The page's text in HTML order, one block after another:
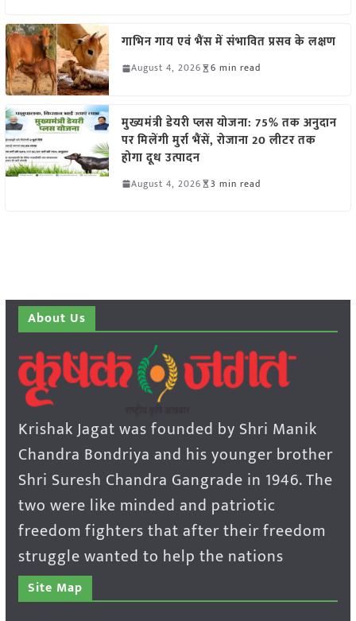
गाभिन गाय एवं भैंस में संभावित प्रसव के लक्षण
August 4, 2026 6 min read
मुख्यमंत्री डेयरी प्लस योजना: 75% तक अनुदान
पर मिलेंगी मुर्रा भैंसें, रोजाना 20 लीटर तक
होगा दूध उत्पादन
August 4, 2026 3 min read
About Us
Krishak Jagat was founded by Shri Manik
Chandra Bondriya and his younger brother
Shri Suresh Chandra Gangrade in 1946. The
two were like minded and patriotic
freedom fighters that after their freedom
struggle wanted to help the nations
Site Map